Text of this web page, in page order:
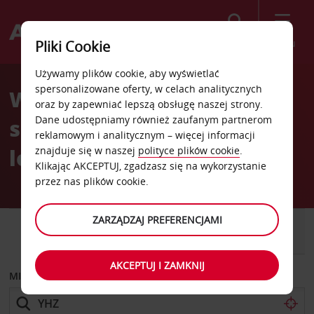
Menu
Welcome
AvisWypożyczalnia
samochodów Halifax
lotnisko
SAMOCHÓD
SAMOCHÓD
DOSTAWCZY
MIEJSCE ODBIORU
Pliki Cookie
Używamy plików cookie, aby wyświetlać
spersonalizowane oferty, w celach analitycznych
oraz by zapewniać lepszą obsługę naszej strony.
Dane udostępniamy również zaufanym partnerom
reklamowym i analitycznym – więcej informacji
znajduje się w naszej polityce plików cookie.
Klikając AKCEPTUJ, zgadzasz się na wykorzystanie
przez nas plików cookie.
ZARZĄDZAJ PREFERENCJAMI
AKCEPTUJ I ZAMKNIJ